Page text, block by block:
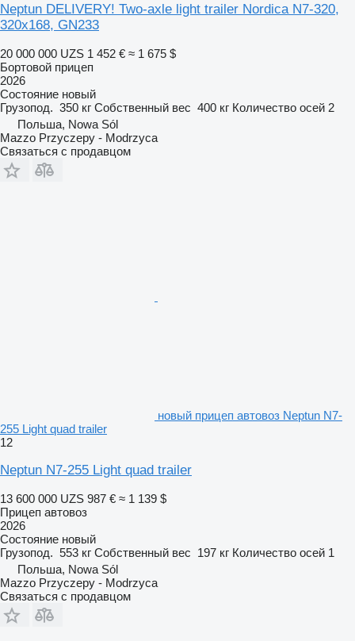
Neptun DELIVERY! Two-axle light trailer Nordica N7-320,
320x168, GN233
20 000 000 UZS 1 452 € ≈ 1 675 $
Бортовой прицеп
2026
Состояние новый
Грузопод. 350 кг Собственный вес 400 кг Количество осей 2
Польша, Nowa Sól
Mazzo Przyczepy - Modrzyca
Связаться с продавцом
новый прицеп автовоз Neptun N7-
255 Light quad trailer
12
Neptun N7-255 Light quad trailer
13 600 000 UZS 987 € ≈ 1 139 $
Прицеп автовоз
2026
Состояние новый
Грузопод. 553 кг Собственный вес 197 кг Количество осей 1
Польша, Nowa Sól
Mazzo Przyczepy - Modrzyca
Связаться с продавцом